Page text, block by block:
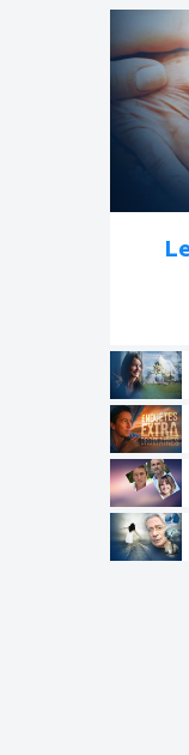
mes